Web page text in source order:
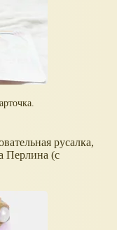
русалка,
Перлина (с